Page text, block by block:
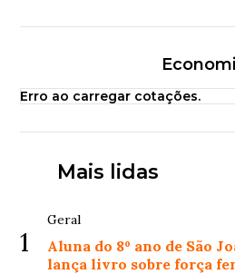
Erro ao carregar cotações.
Mais lidas
1
Geral
Aluna do 8º ano de São
lança livro sobre força